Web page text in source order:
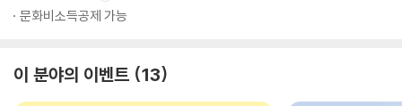
문화비소득공제 가능
이 분야의 이벤트 13